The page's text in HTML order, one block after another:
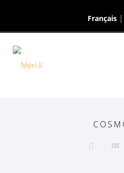
Français